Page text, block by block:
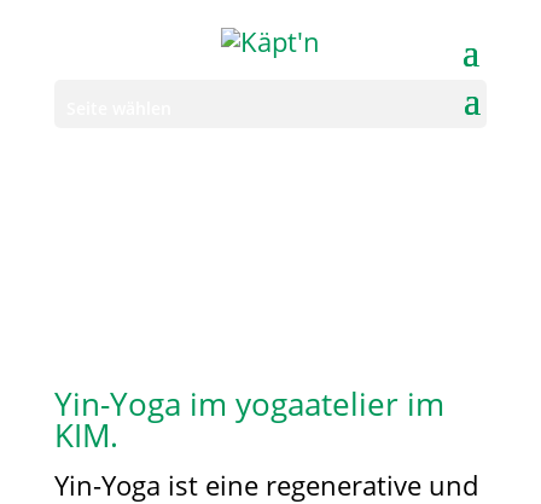
Yin-Yoga im yogaatelier im
KIM.
Yin-Yoga ist eine regenerative und